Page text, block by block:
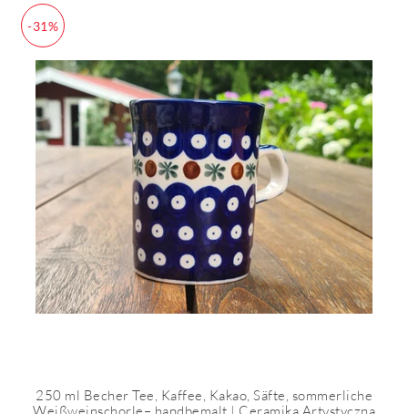
-31%
250 ml Becher Tee, Kaffee, Kakao, Säfte, sommerliche
Weißweinschorle– handbemalt | Ceramika Artystyczna